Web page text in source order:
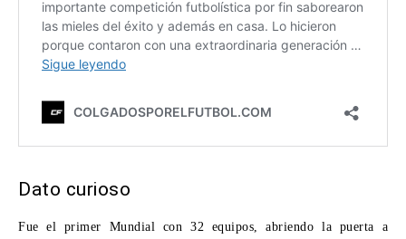
Dato curioso
Fue el primer Mundial con 32 equipos, abriendo la puerta a